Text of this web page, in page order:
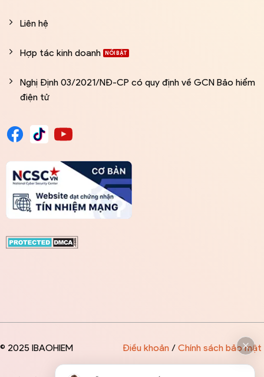
Liên hệ
Hợp tác kinh doanh
Nghị Định 03/2021/NĐ-CP có quy định về GCN Bảo hiểm
điện tử
© 2025 IBAOHIEM Điều khoản/ Chính sách bảo mật